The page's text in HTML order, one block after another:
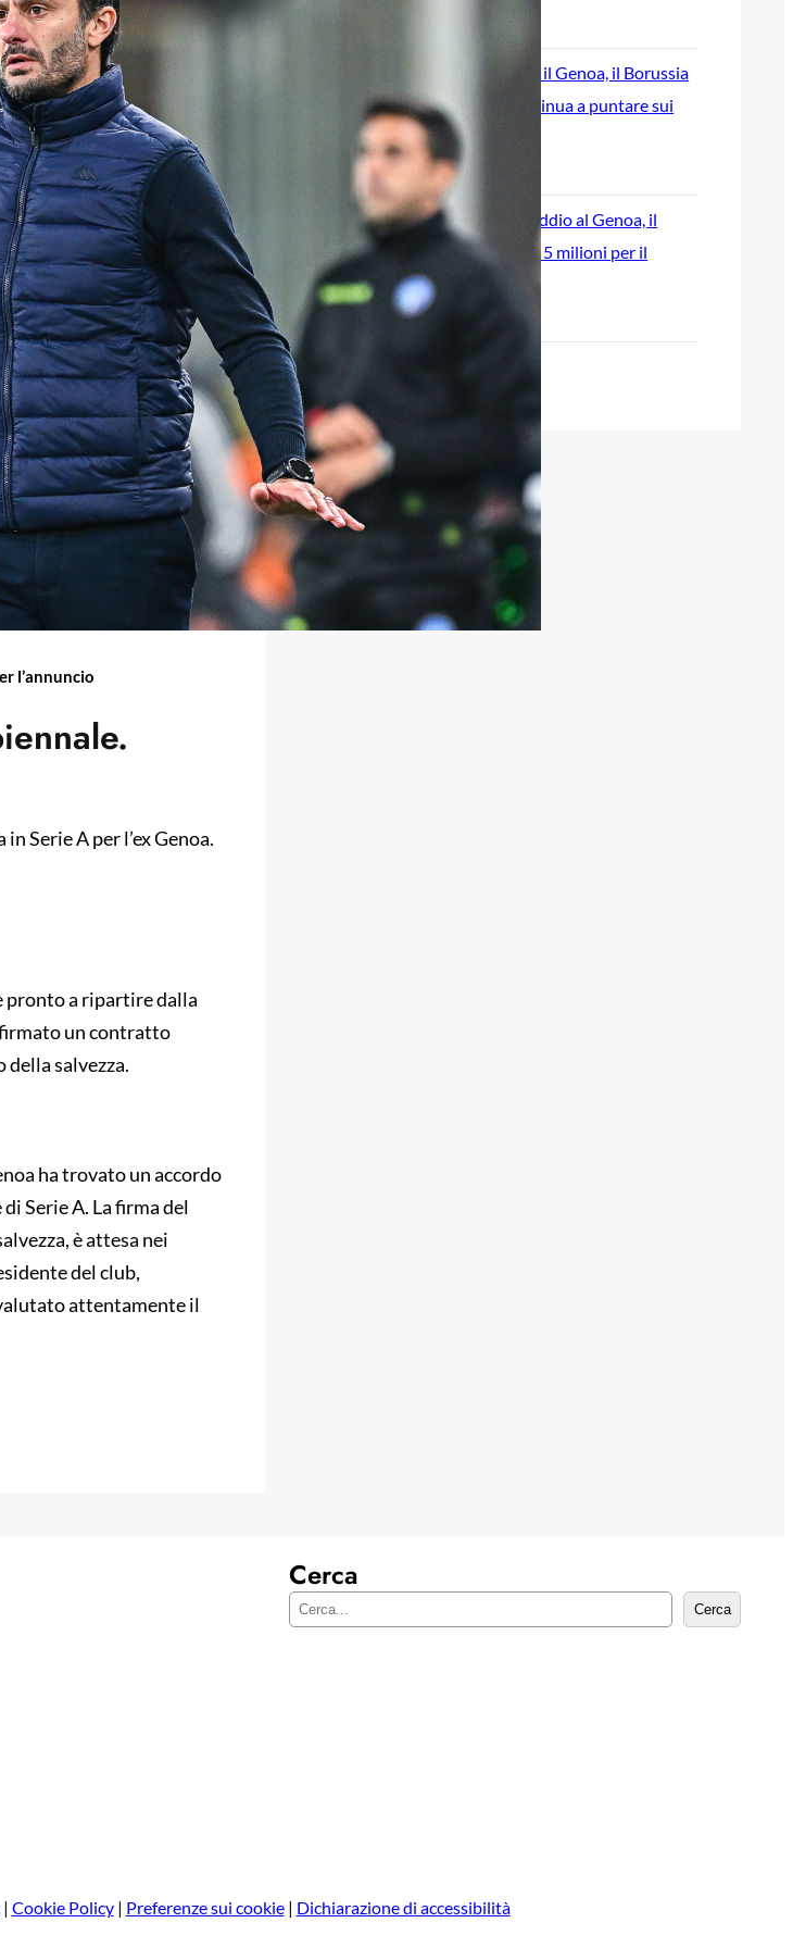
l’annuncio
Serie A per l’ex Genoa.
pronto a ripartire dalla
firmato un contratto
della salvezza.
ha trovato un accordo
Serie A. La firma del
è attesa nei
del club,
attentamente il
Scaglione lascia il Genoa, il Borussia
Dortmund continua a puntare sui
talenti italiani
7 Agosto 2026
Masini verso l’addio al Genoa, il
Frosinone offre 5 milioni per il
centrocampista
7 Agosto 2026
Cerca
C
Cerca
| Cookie Policy| Preferenze sui cookie| Dichiarazione di accessibilità